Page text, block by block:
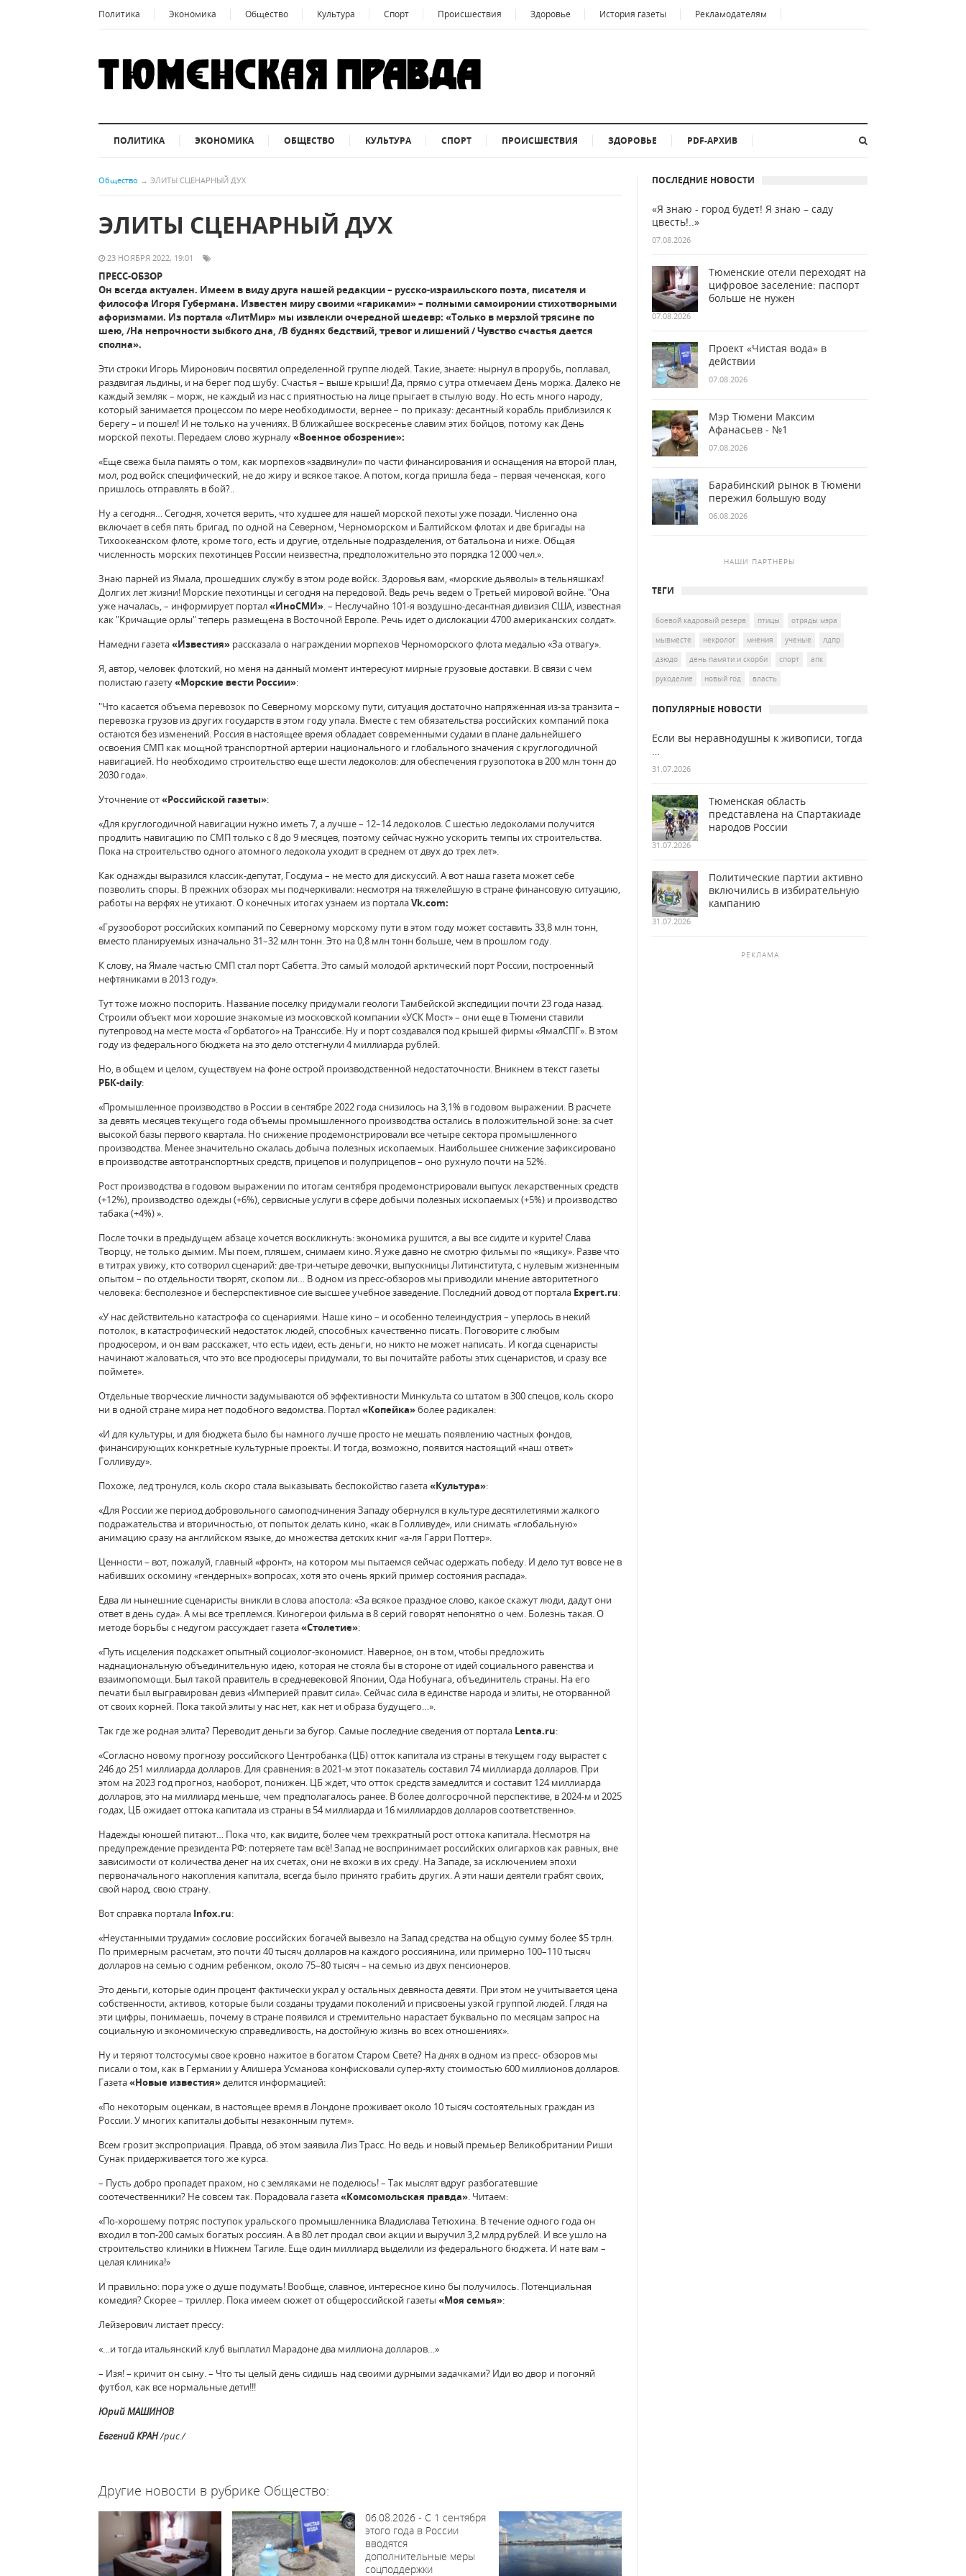
Политика Экономика Общество Культура Спорт Происшествия Здоровье История газеты Рекламодателям
ПОЛИТИКА ЭКОНОМИКА ОБЩЕСТВО КУЛЬТУРА СПОРТ ПРОИСШЕСТВИЯ ЗДОРОВЬЕ PDF-АРХИВ
Общество → ЭЛИТЫ СЦЕНАРНЫЙ ДУХ
ЭЛИТЫ СЦЕНАРНЫЙ ДУХ
23 НОЯБРЯ 2022, 19:01
ПРЕСС-ОБЗОР
Он всегда актуален. Имеем в виду друга нашей редакции – русско-израильского поэта, писателя и
философа Игоря Губермана. Известен миру своими «гариками» – полными самоиронии стихотворными
афоризмами. Из портала «ЛитМир» мы извлекли очередной шедевр: «Только в мерзлой трясине по
шею, /На непрочности зыбкого дна, /В буднях бедствий, тревог и лишений / Чувство счастья дается
сполна».
Эти строки Игорь Миронович посвятил определенной группе людей. Такие, знаете: нырнул в прорубь, поплавал,
раздвигая льдины, и на берег под шубу. Счастья – выше крыши! Да, прямо с утра отмечаем День моржа. Далеко не
каждый земляк – морж, не каждый из нас с приятностью на лице прыгает в стылую воду. Но есть много народу,
который занимается процессом по мере необходимости, вернее – по приказу: десантный корабль приблизился к
берегу – и пошел! И не только на учениях. В ближайшее воскресенье славим этих бойцов, потому как День
морской пехоты. Передаем слово журналу«Военное обозрение»:
«Еще свежа была память о том, как морпехов «задвинули» по части финансирования и оснащения на второй план,
мол, род войск специфический, не до жиру и всякое такое. А потом, когда пришла беда – первая чеченская, кого
пришлось отправлять в бой?..
Ну а сегодня… Сегодня, хочется верить, что худшее для нашей морской пехоты уже позади. Численно она
включает в себя пять бригад, по одной на Северном, Черноморском и Балтийском флотах и две бригады на
Тихоокеанском флоте, кроме того, есть и другие, отдельные подразделения, от батальона и ниже. Общая
численность морских пехотинцев России неизвестна, предположительно это порядка 12 000 чел.».
Знаю парней из Ямала, прошедших службу в этом роде войск. Здоровья вам, «морские дьяволы» в тельняшках!
Долгих лет жизни! Морские пехотинцы и сегодня на передовой. Ведь речь ведем о Третьей мировой войне. "Она
уже началась, – информирует портал«ИноСМИ». – Неслучайно 101-я воздушно-десантная дивизия США, известная
как "Кричащие орлы" теперь размещена в Восточной Европе. Речь идет о дислокации 4700 американских солдат».
Намедни газета«Известия» рассказала о награждении морпехов Черноморского флота медалью «За отвагу».
Я, автор, человек флотский, но меня на данный момент интересуют мирные грузовые доставки. В связи с чем
полистаю газету«Морские вести России»:
"Что касается объема перевозок по Северному морскому пути, ситуация достаточно напряженная из-за транзита –
перевозка грузов из других государств в этом году упала. Вместе с тем обязательства российских компаний пока
остаются без изменений. Россия в настоящее время обладает современными судами в плане дальнейшего
освоения СМП как мощной транспортной артерии национального и глобального значения с круглогодичной
навигацией. Но необходимо строительство еще шести ледоколов: для обеспечения грузопотока в 200 млн тонн до
2030 года».
Уточнение от«Российской газеты»:
«Для круглогодичной навигации нужно иметь 7, а лучше – 12–14 ледоколов. С шестью ледоколами получится
продлить навигацию по СМП только с 8 до 9 месяцев, поэтому сейчас нужно ускорить темпы их строительства.
Пока на строительство одного атомного ледокола уходит в среднем от двух до трех лет».
Как однажды выразился классик-депутат, Госдума – не место для дискуссий. А вот наша газета может себе
позволить споры. В прежних обзорах мы подчеркивали: несмотря на тяжелейшую в стране финансовую ситуацию,
работы на верфях не утихают. О конечных итогах узнаем из порталаVk.com:
«Грузооборот российских компаний по Северному морскому пути в этом году может составить 33,8 млн тонн,
вместо планируемых изначально 31–32 млн тонн. Это на 0,8 млн тонн больше, чем в прошлом году.
К слову, на Ямале частью СМП стал порт Сабетта. Это самый молодой арктический порт России, построенный
нефтяниками в 2013 году».
Тут тоже можно поспорить. Название поселку придумали геологи Тамбейской экспедиции почти 23 года назад.
Строили объект мои хорошие знакомые из московской компании «УСК Мост» – они еще в Тюмени ставили
путепровод на месте моста «Горбатого» на Транссибе. Ну и порт создавался под крышей фирмы «ЯмалСПГ». В этом
году из федерального бюджета на это дело отстегнули 4 миллиарда рублей.
Но, в общем и целом, существуем на фоне острой производственной недостаточности. Вникнем в текст газеты
РБК-daily:
«Промышленное производство в России в сентябре 2022 года снизилось на 3,1% в годовом выражении. В расчете
за девять месяцев текущего года объемы промышленного производства остались в положительной зоне: за счет
высокой базы первого квартала. Но снижение продемонстрировали все четыре сектора промышленного
производства. Менее значительно сжалась добыча полезных ископаемых. Наибольшее снижение зафиксировано
в производстве автотранспортных средств, прицепов и полуприцепов – оно рухнуло почти на 52%.
Рост производства в годовом выражении по итогам сентября продемонстрировали выпуск лекарственных средств
(+12%), производство одежды (+6%), сервисные услуги в сфере добычи полезных ископаемых (+5%) и производство
табака (+4%) ».
После точки в предыдущем абзаце хочется воскликнуть: экономика рушится, а вы все сидите и курите! Слава
Творцу, не только дымим. Мы поем, пляшем, снимаем кино. Я уже давно не смотрю фильмы по «ящику». Разве что
в титрах увижу, кто сотворил сценарий: две-три-четыре девочки, выпускницы Литинститута, с нулевым жизненным
опытом – по отдельности творят, скопом ли… В одном из пресс-обзоров мы приводили мнение авторитетного
человека: бесполезное и бесперспективное сие высшее учебное заведение. Последний довод от портала Expert.ru:
«У нас действительно катастрофа со сценариями. Наше кино – и особенно телеиндустрия – уперлось в некий
потолок, в катастрофический недостаток людей, способных качественно писать. Поговорите с любым
продюсером, и он вам расскажет, что есть идеи, есть деньги, но никто не может написать. И когда сценаристы
начинают жаловаться, что это все продюсеры придумали, то вы почитайте работы этих сценаристов, и сразу все
поймете».
Отдельные творческие личности задумываются об эффективности Минкульта со штатом в 300 спецов, коль скоро
ни в одной стране мира нет подобного ведомства. Портал«Копейка»более радикален:
«И для культуры, и для бюджета было бы намного лучше просто не мешать появлению частных фондов,
финансирующих конкретные культурные проекты. И тогда, возможно, появится настоящий «наш ответ»
Голливуду».
Похоже, лед тронулся, коль скоро стала выказывать беспокойство газета«Культура»:
«Для России же период добровольного самоподчинения Западу обернулся в культуре десятилетиями жалкого
подражательства и вторичностью, от попыток делать кино, «как в Голливуде», или снимать «глобальную»
анимацию сразу на английском языке, до множества детских книг «а-ля Гарри Поттер».
Ценности – вот, пожалуй, главный «фронт», на котором мы пытаемся сейчас одержать победу. И дело тут вовсе не в
набивших оскомину «гендерных» вопросах, хотя это очень яркий пример состояния распада».
Едва ли нынешние сценаристы вникли в слова апостола: «За всякое праздное слово, какое скажут люди, дадут они
ответ в день суда». А мы все треплемся. Киногерои фильма в 8 серий говорят непонятно о чем. Болезнь такая. О
методе борьбы с недугом рассуждает газета«Столетие»:
«Путь исцеления подскажет опытный социолог-экономист. Наверное, он в том, чтобы предложить
наднациональную объединительную идею, которая не стояла бы в стороне от идей социального равенства и
взаимопомощи. Был такой правитель в средневековой Японии, Ода Нобунага, объединитель страны. На его
печати был выгравирован девиз «Империей правит сила». Сейчас сила в единстве народа и элиты, не оторванной
от своих корней. Пока такой элиты у нас нет, как нет и образа будущего…».
Так где же родная элита? Переводит деньги за бугор. Самые последние сведения от портала Lenta.ru:
«Согласно новому прогнозу российского Центробанка (ЦБ) отток капитала из страны в текущем году вырастет с
246 до 251 миллиарда долларов. Для сравнения: в 2021-м этот показатель составил 74 миллиарда долларов. При
этом на 2023 год прогноз, наоборот, понижен. ЦБ ждет, что отток средств замедлится и составит 124 миллиарда
долларов, это на миллиард меньше, чем предполагалось ранее. В более долгосрочной перспективе, в 2024-м и 2025
годах, ЦБ ожидает оттока капитала из страны в 54 миллиарда и 16 миллиардов долларов соответственно».
Надежды юношей питают… Пока что, как видите, более чем трехкратный рост оттока капитала. Несмотря на
предупреждение президента РФ: потеряете там всё! Запад не воспринимает российских олигархов как равных, вне
зависимости от количества денег на их счетах, они не вхожи в их среду. На Западе, за исключением эпохи
первоначального накопления капитала, всегда было принято грабить других. А эти наши деятели грабят своих,
свой народ, свою страну.
Вот справка портала Infox.ru:
«Неустанными трудами» сословие российских богачей вывезло на Запад средства на общую сумму более $5 трлн.
По примерным расчетам, это почти 40 тысяч долларов на каждого россиянина, или примерно 100–110 тысяч
долларов на семью с одним ребенком, около 75–80 тысяч – на семью из двух пенсионеров.
Это деньги, которые один процент фактически украл у остальных девяноста девяти. При этом не учитывается цена
собственности, активов, которые были созданы трудами поколений и присвоены узкой группой людей. Глядя на
эти цифры, понимаешь, почему в стране появился и стремительно нарастает буквально по месяцам запрос на
социальную и экономическую справедливость, на достойную жизнь во всех отношениях».
Ну и теряют толстосумы свое кровно нажитое в богатом Старом Свете? На днях в одном из пресс- обзоров мы
писали о том, как в Германии у Алишера Усманова конфисковали супер-яхту стоимостью 600 миллионов долларов.
Газета«Новые известия»делится информацией:
«По некоторым оценкам, в настоящее время в Лондоне проживает около 10 тысяч состоятельных граждан из
России. У многих капиталы добыты незаконным путем».
Всем грозит экспроприация. Правда, об этом заявила Лиз Трасс. Но ведь и новый премьер Великобритании Риши
Сунак придерживается того же курса.
– Пусть добро пропадет прахом, но с земляками не поделюсь! – Так мыслят вдруг разбогатевшие
соотечественники? Не совсем так. Порадовала газета«Комсомольская правда». Читаем:
«По-хорошему потряс поступок уральского промышленника Владислава Тетюхина. В течение одного года он
входил в топ‑200 самых богатых россиян. А в 80 лет продал свои акции и выручил 3,2 млрд рублей. И все ушло на
строительство клиники в Нижнем Тагиле. Еще один миллиард выделили из федерального бюджета. И нате вам –
целая клиника!»
И правильно: пора уже о душе подумать! Вообще, славное, интересное кино бы получилось. Потенциальная
комедия? Скорее – триллер. Пока имеем сюжет от общероссийской газеты «Моя семья»:
Лейзерович листает прессу:
«…и тогда итальянский клуб выплатил Марадоне два миллиона долларов…»
– Изя! – кричит он сыну. – Что ты целый день сидишь над своими дурными задачками? Иди во двор и погоняй
футбол, как все нормальные дети!!!
Юрий МАШИНОВ
Евгений КРАН/рис./
Другие новости в рубрике Общество:
06.08.2026 - С 1 сентября
этого года в России
вводятся
дополнительные меры
соцподдержки
ПОСЛЕДНИЕ НОВОСТИ
«Я знаю - город будет! Я знаю – саду
цвесть!..»
07.08.2026
Тюменские отели переходят на
цифровое заселение: паспорт
больше не нужен
07.08.2026
Проект «Чистая вода» в
действии
07.08.2026
Мэр Тюмени Максим
Афанасьев - №1
07.08.2026
Барабинский рынок в Тюмени
пережил большую воду
06.08.2026
НАШИ ПАРТНЕРЫ
ТЕГИ
боевой кадровый резерв птицы
отряды мэра
мывместе
некролог мнения ученые
лдпр
дзюдо
день памяти и скорби спорт
апк
рукоделие
новый год власть
ПОПУЛЯРНЫЕ НОВОСТИ
Если вы неравнодушны к живописи, тогда
…
31.07.2026
Тюменская область
представлена на Спартакиаде
народов России
31.07.2026
Политические партии активно
включились в избирательную
кампанию
31.07.2026
РЕКЛАМА